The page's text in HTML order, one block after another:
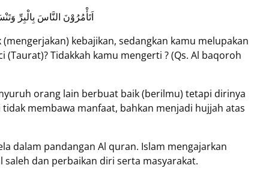
اَتَأْمُرُوْنَ النَّاسَ بِالْبِرِّ
kebajikan, sedangkan kamu melupakan
Tidakkah kamu mengerti ? (Qs. Al baqoroh
orang lain berbuat baik (berilmu) tetapi dirinya
membawa manfaat, bahkan menjadi hujjah atas
dalam pandangan Al quran. Islam mengajarkan
dan perbaikan diri serta masyarakat.